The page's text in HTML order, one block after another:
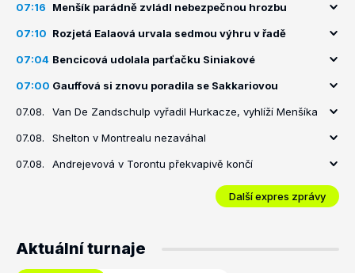
07:16 Menšík parádně zvládl nebezpečnou hrozbu
07:10 Rozjetá Ealaová urvala sedmou výhru v řadě
07:04 Bencicová udolala parťačku Siniakové
07:00 Gauffová si znovu poradila se Sakkariovou
07.08. Van De Zandschulp vyřadil Hurkacze, vyhlíží Menšíka
07.08. Shelton v Montrealu nezaváhal
07.08. Andrejevová v Torontu překvapivě končí
Další expres zprávy
Aktuální turnaje